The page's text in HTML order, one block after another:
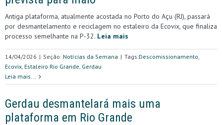
Antiga plataforma, atualmente acostada no Porto do Açu (RJ), passará
por desmantelamento e reciclagem no estaleiro da Ecovix, que finaliza
processo semelhante na P-32. Leia mais
14/04/2026 | Seção: Notícias da Semana | Tags:Descomissionamento,
Ecovix, Estaleiro Rio Grande, Gerdau
Leia mais...
Gerdau desmantelará mais uma
plataforma em Rio Grande